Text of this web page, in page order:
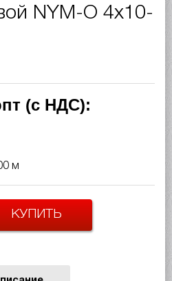
NYM-O 4х10-
(с НДС):
м
КУПИТЬ